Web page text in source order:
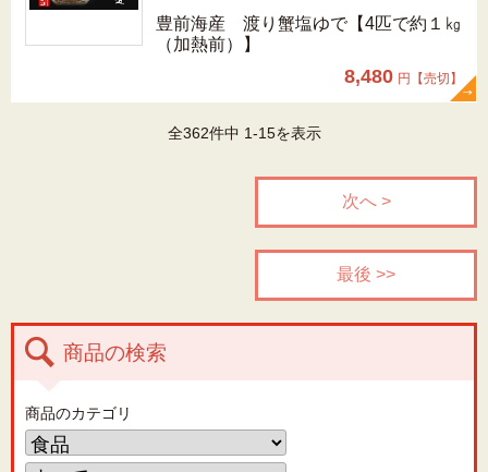
豊前海産 渡り蟹塩ゆで【4匹で約１㎏
（加熱前）】
8,480 円【売切】
全362件中 1-15を表示
次へ >
最後 >>
商品の検索
商品のカテゴリ